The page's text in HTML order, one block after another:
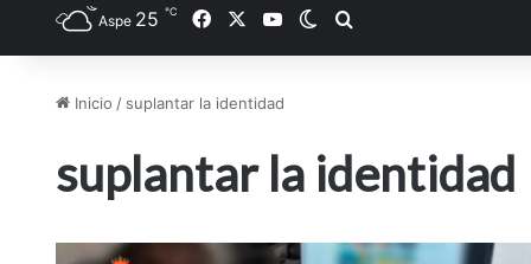
Aspe 25 ℃ FacebookYouTubeSwitch skin
Inicio / suplantar la identidad
suplantar la identidad